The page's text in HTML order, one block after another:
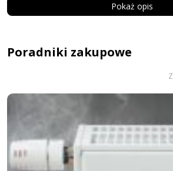
Pokaż opis
Poradniki zakupowe